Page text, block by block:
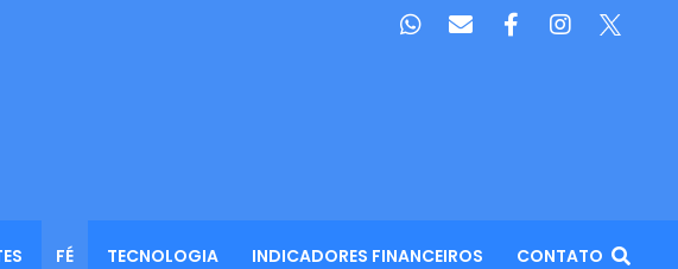
FÉ TECNOLOGIA INDICADORES FINANCEIROS CONTATO